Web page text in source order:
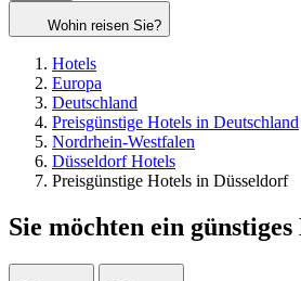
Wohin reisen Sie?
Hotels
Europa
Deutschland
Preisgünstige Hotels in Deutschland
Nordrhein-Westfalen
Düsseldorf Hotels
Preisgünstige Hotels in Düsseldorf
Sie möchten ein